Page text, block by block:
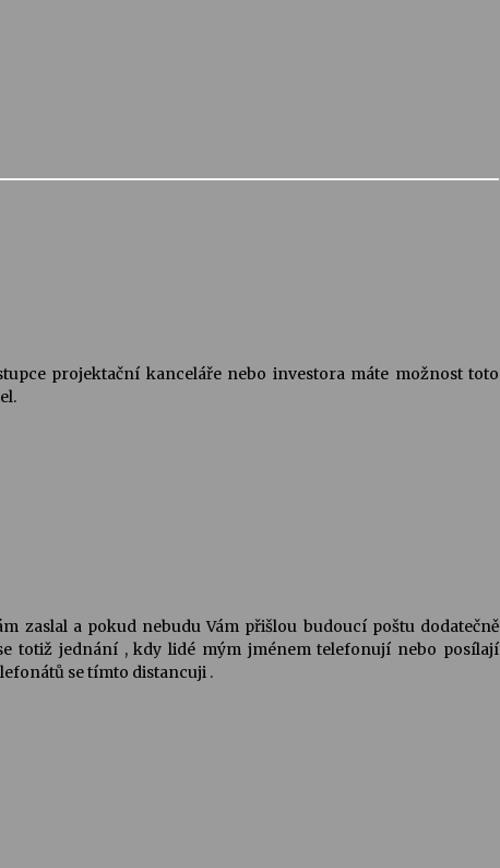
projektační kanceláře nebo investora máte možnost toto
zaslal a pokud nebudu Vám přišlou budoucí poštu dodatečně
totiž jednání , kdy lidé mým jménem telefonují nebo posílají
se tímto distancuji .